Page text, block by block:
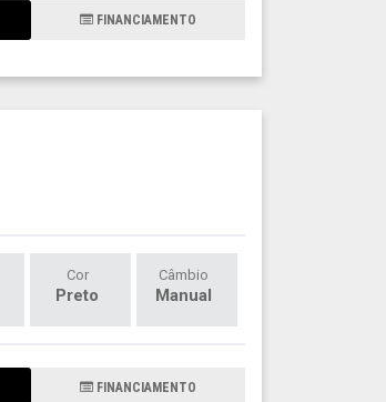
FINANCIAMENTO
Cor
Preto
Câmbio
Manual
FINANCIAMENTO